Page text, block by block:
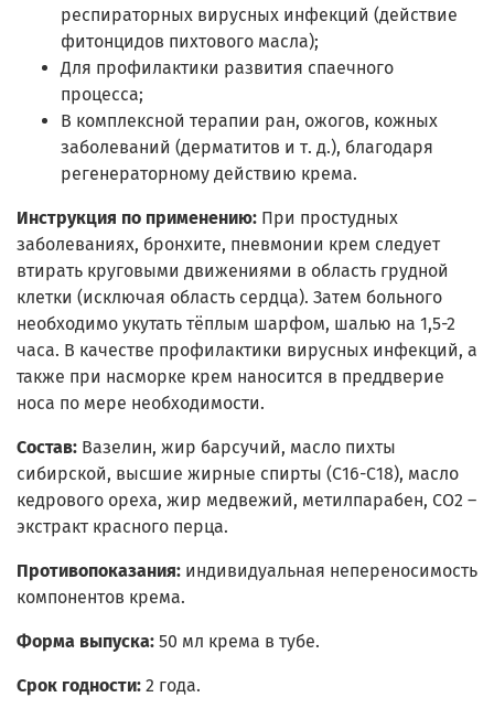
респираторных вирусных инфекций (действие
фитонцидов пихтового масла);
Для профилактики развития спаечного
процесса;
В комплексной терапии ран, ожогов, кожных
заболеваний (дерматитов и т. д.), благодаря
регенераторному действию крема.
Инструкция по применению: При простудных
заболеваниях, бронхите, пневмонии крем следует
втирать круговыми движениями в область грудной
клетки (исключая область сердца). Затем больного
необходимо укутать тёплым шарфом, шалью на 1,5-2
часа. В качестве профилактики вирусных инфекций, а
также при насморке крем наносится в преддверие
носа по мере необходимости.
Состав: Вазелин, жир барсучий, масло пихты
сибирской, высшие жирные спирты (С16-С18), масло
кедрового ореха, жир медвежий, метилпарабен, СО2 –
экстракт красного перца.
Противопоказания: индивидуальная непереносимость
компонентов крема.
Форма выпуска: 50 мл крема в тубе.
Срок годности: 2 года.